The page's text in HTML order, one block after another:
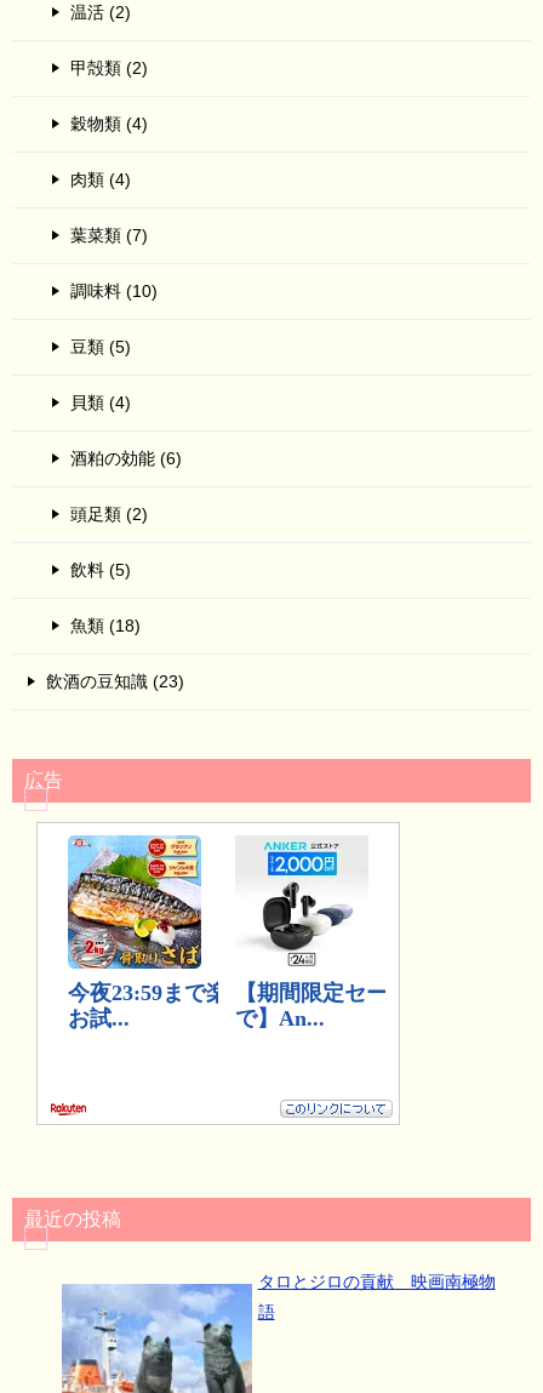
温活 (2)
甲殻類 (2)
穀物類 (4)
肉類 (4)
葉菜類 (7)
調味料 (10)
豆類 (5)
貝類 (4)
酒粕の効能 (6)
頭足類 (2)
飲料 (5)
魚類 (18)
飲酒の豆知識 (23)
広告
最近の投稿
タロとジロの貢献 映画南極物
語